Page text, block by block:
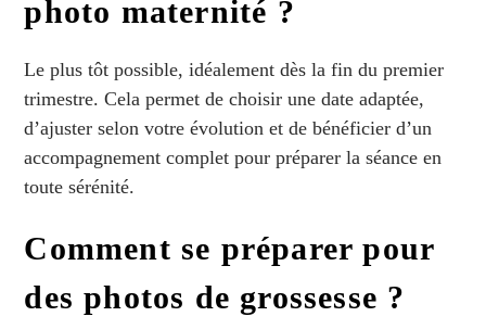
photo maternité ?
Le plus tôt possible, idéalement dès la fin du premier
trimestre. Cela permet de choisir une date adaptée,
d’ajuster selon votre évolution et de bénéficier d’un
accompagnement complet pour préparer la séance en
toute sérénité.
Comment se préparer pour
des photos de grossesse ?